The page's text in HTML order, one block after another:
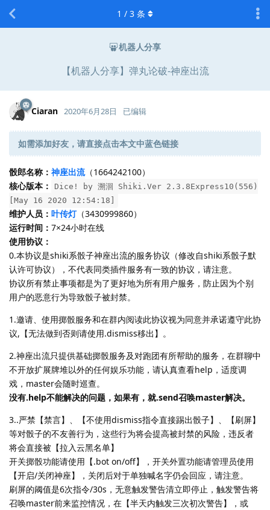
机器人分享
【机器人分享】弹丸论破-神座出流
1 / 3 条
Ciaran 2020年6月28日 已编辑
如需添加好友，请直接点击本文中蓝色链接
骰郎名称： 神座出流（1664242100）
核心版本：
Dice! by 溯洄 Shiki.Ver 2.3.8Express10(556)
[May 16 2020 12:54:18]
维护人员： 叶传灯（3430999860）
运行时间： 7×24小时在线
使用协议：
0.本协议是shiki系骰子神座出流的服务协议（修改自shiki系骰子默
认许可协议），不代表同类插件服务有一致的协议，请注意。
协议所有禁止事项都是为了更好地为所有用户服务，防止因为个别
用户的恶意行为导致骰子被封禁。
1.邀请、使用掷骰服务和在群内阅读此协议视为同意并承诺遵守此协
议,【无法做到否则请使用.dismiss移出】。
2.神座出流只提供基础掷骰服务及对跑团有所帮助的服务，在群聊中
不开放扩展牌堆以外的任何娱乐功能，请认真查看help，适度调
戏，master会随时巡查。
没有.help不能解决的问题，如果有，就.send召唤master解决。
3..严禁【禁言】、【不使用dismiss指令直接踢出骰子】、【刷屏】
等对骰子的不友善行为，这些行为将会提高被封禁的风险，违反者
将会直接被【拉入云黑名单】
开关掷骰功能请使用【.bot on/off】，开关外置功能请管理员使用
【开启/关闭神座】，关闭后对于单独喊名字仍会回应，请注意。
刷屏的阈值是6次指令/30s，无意触发警告清立即停止，触发警告将
召唤master前来监控情况，在【半天内触发三次初次警告】，或